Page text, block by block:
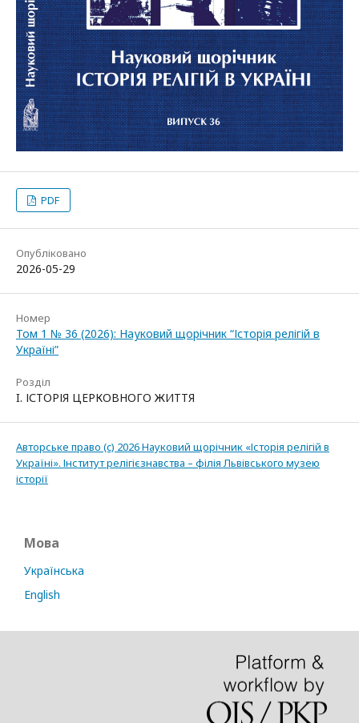
PDF
Опубліковано
2026-05-29
Номер
Том 1 № 36 (2026): Науковий щорічник “Історія релігій в
Україні”
Розділ
I. ІСТОРІЯ ЦЕРКОВНОГО ЖИТТЯ
Авторське право (c) 2026 Науковий щорічник «Історія релігій в
Україні». Інститут релігієзнавства – філія Львівського музею
історії
Мова
Українська
English